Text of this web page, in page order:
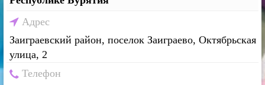
Адрес
Заиграевский район, поселок Заиграево, Октябрьская
улица, 2
Телефон